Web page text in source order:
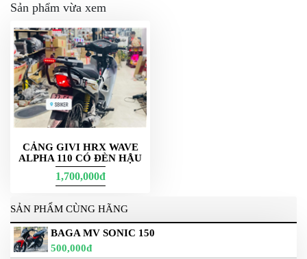
Sản phẩm vừa xem
CẢNG GIVI HRX WAVE
ALPHA 110 CÓ ĐÈN HẬU
1,700,000đ
SẢN PHẨM CÙNG HÃNG
BAGA MV SONIC 150
500,000đ